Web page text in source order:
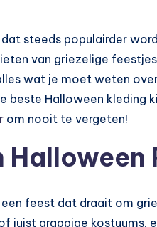
steeds populairder
van griezelige
wat je moet weten
beste Halloween kleding
om nooit te vergeten!
Halloween
een feest dat draait om
juist grappige kostuums,